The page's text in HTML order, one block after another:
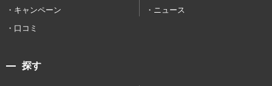
キャンペーン
ニュース
口コミ
探す